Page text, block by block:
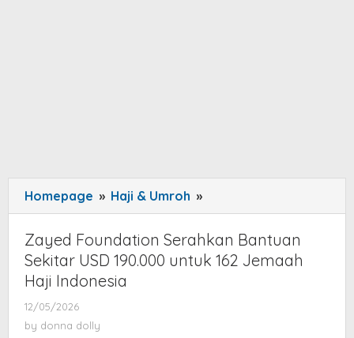
Homepage » Haji & Umroh »
Foundation
Serahkan
Bantuan
Sekitar
Zayed Foundation Serahkan Bantuan
Sekitar USD 190.000 untuk 162 Jemaah
Haji Indonesia
12/05/2026
donna
by donna dolly